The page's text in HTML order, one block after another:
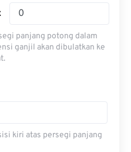
panjang potong dalam
ganjil akan dibulatkan ke
kiri atas persegi panjang